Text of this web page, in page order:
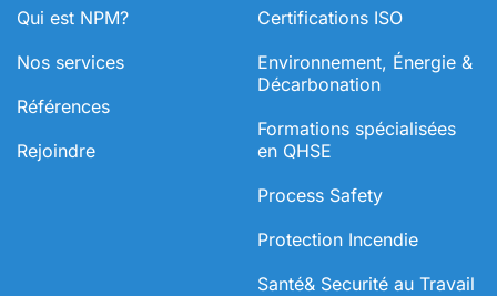
Qui est NPM?
Nos services
Références
Rejoindre
Certifications ISO
Environnement, Énergie &
Décarbonation
⁠Formations spécialisées
en QHSE
Process Safety
Protection Incendie
Santé& Securité au Travail